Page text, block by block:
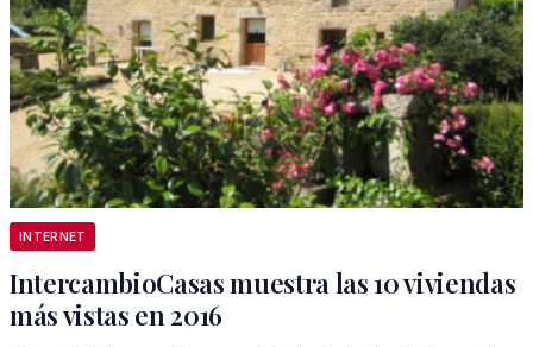
INTERNET
IntercambioCasas muestra las 10 viviendas
más vistas en 2016